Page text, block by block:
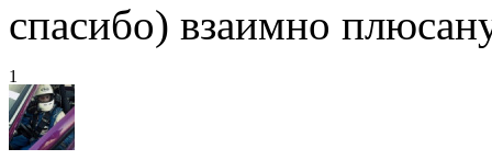
спасибо) взаимно
1